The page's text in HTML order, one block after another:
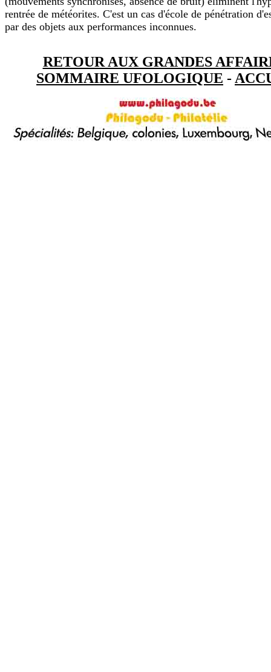
rentrée de météorites. C'est un cas d'école de pénétration
par des objets aux performances inconnues.
RETOUR AUX GRANDES
SOMMAIRE UFOLOGIQUE -